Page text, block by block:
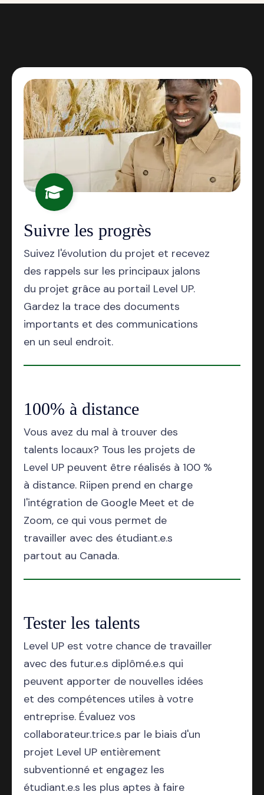
Suivre les progrès
Suivez l'évolution du projet et recevez
des rappels sur les principaux jalons
du projet grâce au portail Level UP.
Gardez la trace des documents
importants et des communications
en un seul endroit.
100% à distance
Vous avez du mal à trouver des
talents locaux? Tous les projets de
Level UP peuvent être réalisés à 100 %
à distance. Riipen prend en charge
l'intégration de Google Meet et de
Zoom, ce qui vous permet de
travailler avec des étudiant.e.s
partout au Canada.
Tester les talents
Level UP est votre chance de travailler
avec des futur.e.s diplômé.e.s qui
peuvent apporter de nouvelles idées
et des compétences utiles à votre
entreprise. Évaluez vos
collaborateur.trice.s par le biais d'un
projet Level UP entièrement
subventionné et engagez les
étudiant.e.s les plus aptes à faire